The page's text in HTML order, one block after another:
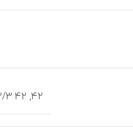
42
,
42 2/3